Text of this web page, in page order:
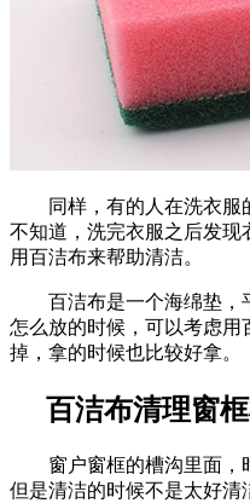
同样，有的人在洗衣服
不知道，洗完衣服之后发现
用百洁布来帮助清洁。
百洁布是一个海绵垫，
怎么放的时候，可以考虑用
掉，拿的时候也比较好拿。
百洁布清理窗框
窗户窗框的槽沟里面，时
但是清洁的时候不是太好